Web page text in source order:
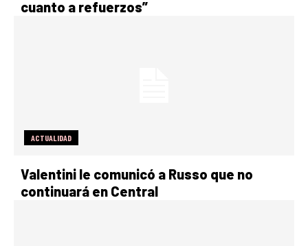
cuanto a refuerzos”
ACTUALIDAD
Valentini le comunicó a Russo que no
continuará en Central